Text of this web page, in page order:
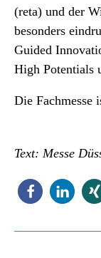
(reta) und der
besonders
Guided
High Potentials
Die Fachmesse
Text: Messe